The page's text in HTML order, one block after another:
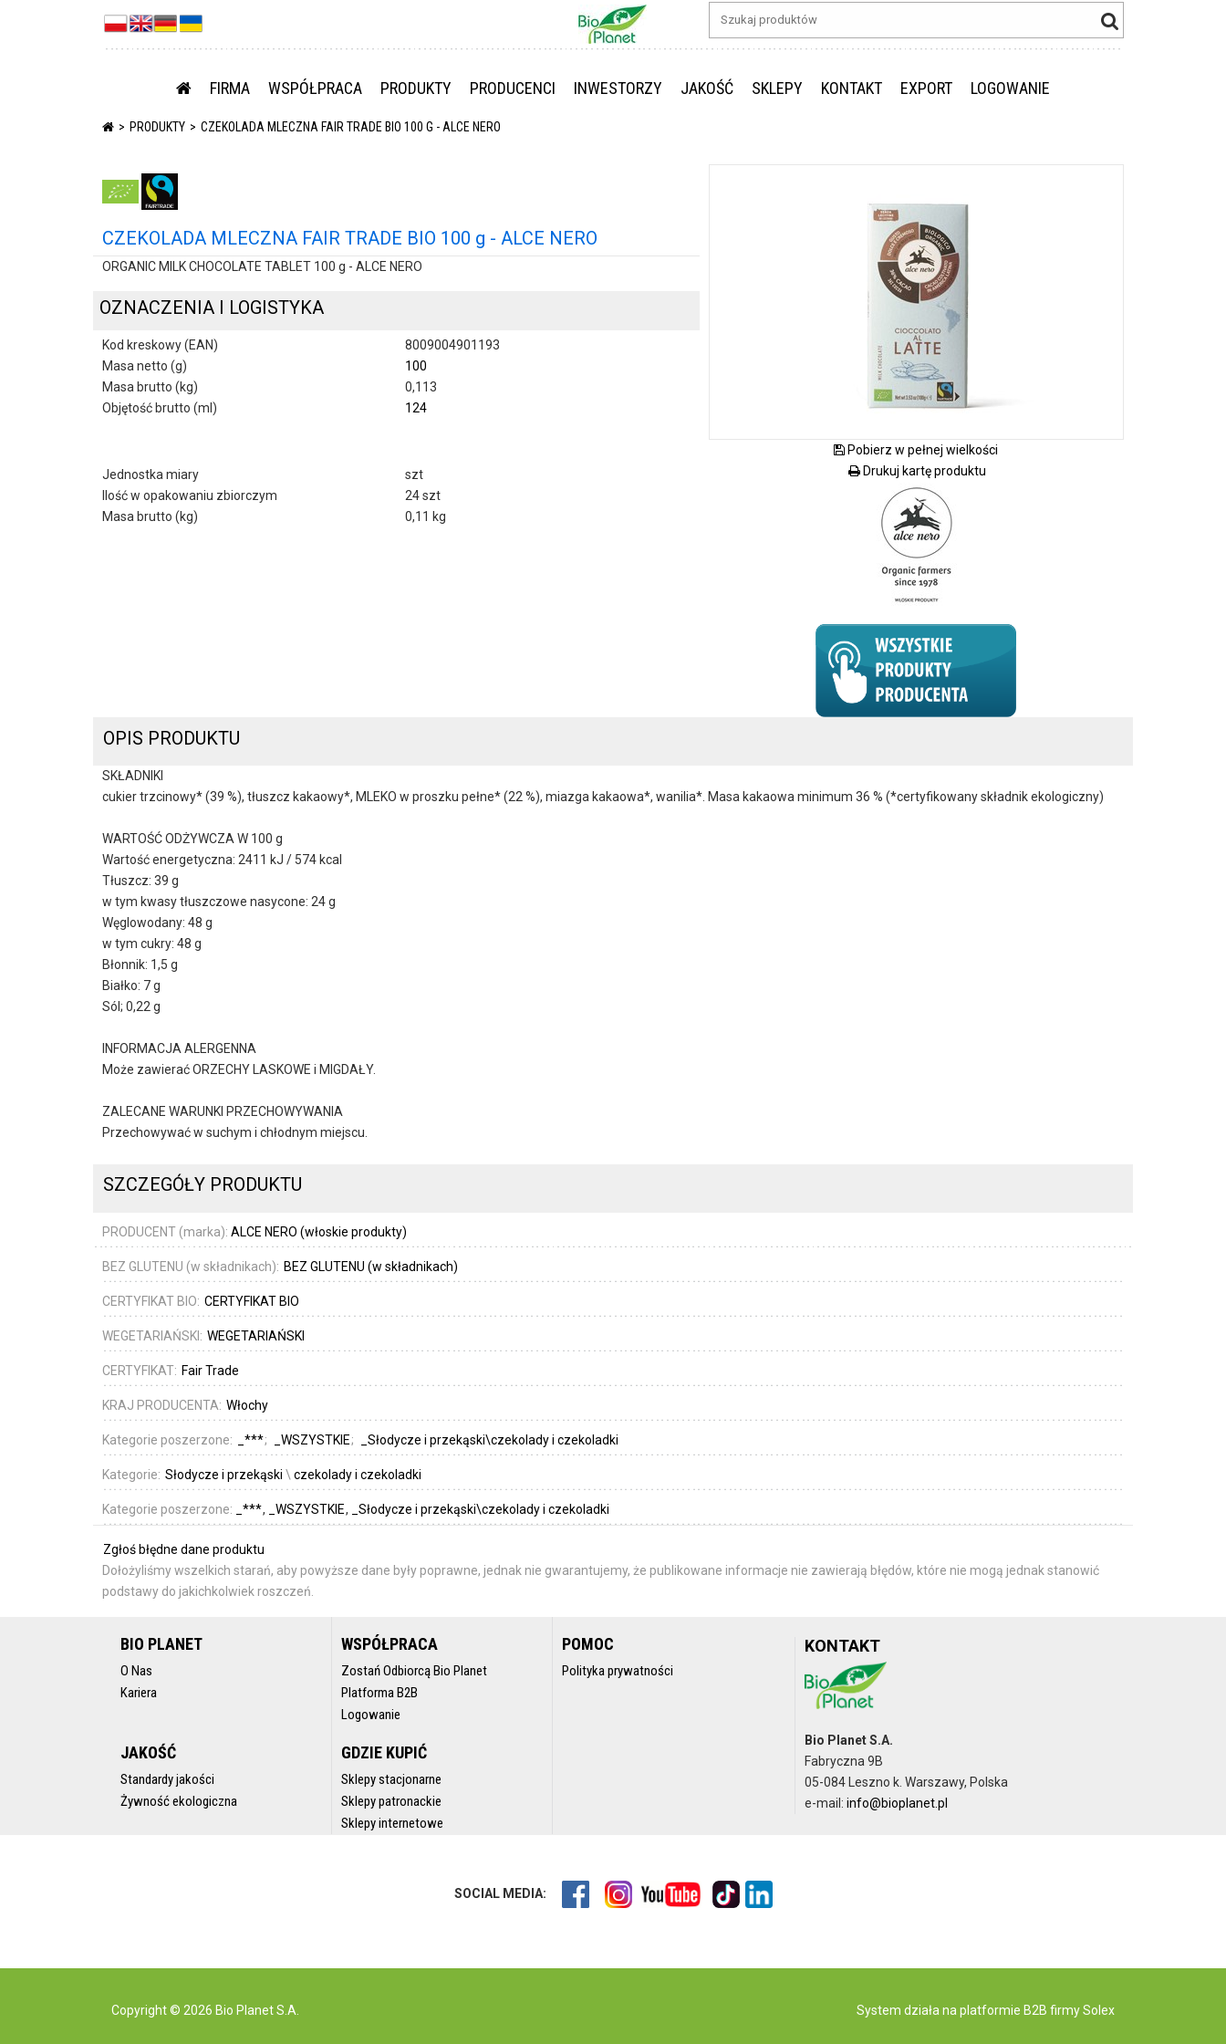
FIRMA WSPÓŁPRACA PRODUKTY PRODUCENCI INWESTORZY JAKOŚĆ SKLEPY KONTAKT EXPORT LOGOWANIE
PRODUKTY CZEKOLADA MLECZNA FAIR TRADE BIO 100 G - ALCE NERO
CZEKOLADA MLECZNA FAIR TRADE BIO 100 g - ALCE NERO
ORGANIC MILK CHOCOLATE TABLET 100 g - ALCE NERO
OZNACZENIA I LOGISTYKA
Kod kreskowy (EAN)
8009004901193
Masa netto (g)
100
Masa brutto (kg)
0,113
Objętość brutto (ml)
124
Jednostka miary
szt
Ilość w opakowaniu zbiorczym
24 szt
Masa brutto (kg)
0,11 kg
Pobierz w pełnej wielkości
Drukuj kartę produktu
OPIS PRODUKTU
SKŁADNIKI
cukier trzcinowy* (39 %), tłuszcz kakaowy*, MLEKO w proszku pełne* (22 %), miazga kakaowa*, wanilia*. Masa kakaowa minimum 36 % (*certyfikowany składnik ekologiczny)
WARTOŚĆ ODŻYWCZA W 100 g
Wartość energetyczna: 2411 kJ / 574 kcal
Tłuszcz: 39 g
w tym kwasy tłuszczowe nasycone: 24 g
Węglowodany: 48 g
w tym cukry: 48 g
Błonnik: 1,5 g
Białko: 7 g
Sól; 0,22 g
INFORMACJA ALERGENNA
Może zawierać ORZECHY LASKOWE i MIGDAŁY.
ZALECANE WARUNKI PRZECHOWYWANIA
Przechowywać w suchym i chłodnym miejscu.
SZCZEGÓŁY PRODUKTU
PRODUCENT (marka): ALCE NERO (włoskie produkty)
BEZ GLUTENU (w składnikach): BEZ GLUTENU (w składnikach)
CERTYFIKAT BIO: CERTYFIKAT BIO
WEGETARIAŃSKI: WEGETARIAŃSKI
CERTYFIKAT: Fair Trade
KRAJ PRODUCENTA: Włochy
Kategorie poszerzone: _*** _WSZYSTKIE _Słodycze i przekąski\czekolady i czekoladki
Kategorie: Słodycze i przekąski \ czekolady i czekoladki
Kategorie poszerzone: _*** _WSZYSTKIE _Słodycze i przekąski\czekolady i czekoladki
Zgłoś błędne dane produktu
Dołożyliśmy wszelkich starań, aby powyższe dane były poprawne, jednak nie gwarantujemy, że publikowane informacje nie zawierają błędów, które nie mogą jednak stanowić
podstawy do jakichkolwiek roszczeń.
BIO PLANET
O Nas
Kariera
WSPÓŁPRACA
Zostań Odbiorcą Bio Planet
Platforma B2B
Logowanie
POMOC
Polityka prywatności
JAKOŚĆ
Standardy jakości
Żywność ekologiczna
GDZIE KUPIĆ
Sklepy stacjonarne
Sklepy patronackie
Sklepy internetowe
KONTAKT
Bio Planet S.A.
Fabryczna 9B
05-084 Leszno k. Warszawy, Polska
e-mail:info@bioplanet.pl
SOCIAL MEDIA:
Copyright © 2026 Bio Planet S.A. System działa na platformie B2B firmy Solex